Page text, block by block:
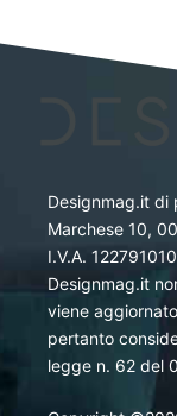
Designmag.it di
Marchese 10,
I.V.A.
Designmag.it
viene
pertanto
legge n. 62 del